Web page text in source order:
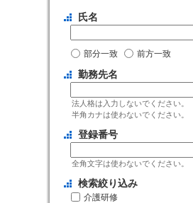
氏名
部分一致 前方一致
勤務先名
法人格は入力しないでください。
半角カナは使わないでください。
登録番号
全角文字は使わないでください。
検索絞り込み
介護研修